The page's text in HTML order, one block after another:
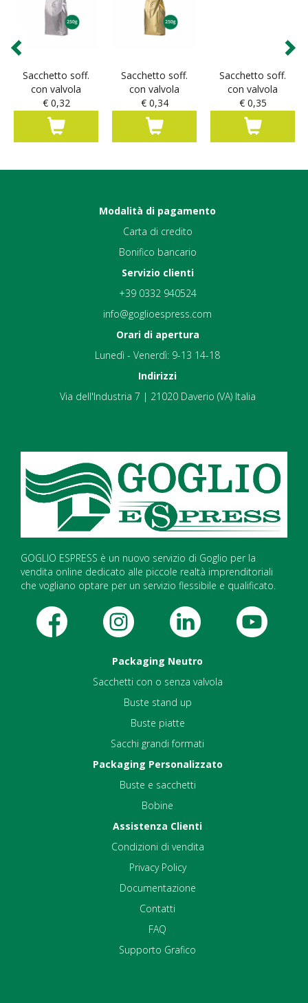
Sacchetto soff.
con valvola
€ 0,32
Sacchetto soff.
con valvola
€ 0,34
Sacchetto soff.
con valvola
€ 0,35
Modalità di pagamento
Carta di credito
Bonifico bancario
Servizio clienti
+39 0332 940524
info@goglioespress.com
Orari di apertura
Lunedì - Venerdì: 9-13 14-18
Indirizzi
Via dell'Industria 7 | 21020 Daverio (VA) Italia
GOGLIO ESPRESS è un nuovo servizio di Goglio per la
vendita online dedicato alle piccole realtà imprenditoriali
che vogliano optare per un servizio flessibile e qualificato.
Packaging Neutro
Sacchetti con o senza valvola
Buste stand up
Buste piatte
Sacchi grandi formati
Packaging Personalizzato
Buste e sacchetti
Bobine
Assistenza Clienti
Condizioni di vendita
Privacy Policy
Documentazione
Contatti
FAQ
Supporto Grafico